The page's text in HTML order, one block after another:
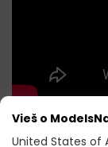
Vieš o
United States of